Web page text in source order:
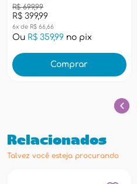
R$ 399,99
R$ 699,99
6x de R$ 66,66
Ou R$ 359,99 no pix
Comprar
Relacionados
Talvez você esteja procurando